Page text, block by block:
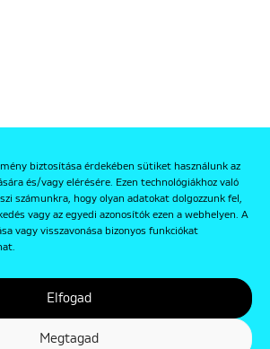
biztosítása érdekében sütiket használunk az
és/vagy elérésére. Ezen technológiákhoz való
számunkra, hogy olyan adatokat dolgozzunk fel,
vagy az egyedi azonosítók ezen a webhelyen. A
vagy visszavonása bizonyos funkciókat
Elfogad
Megtagad